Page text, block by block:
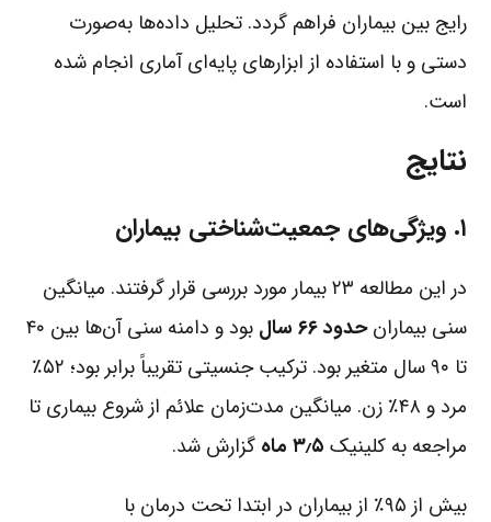
رایج بین بیماران فراهم گردد. تحلیل داده‌ها به‌صورت
دستی و با استفاده از ابزارهای پایه‌ای آماری انجام شده
است.
نتایج
۱. ویژگی‌های جمعیت‌شناختی بیماران
در این مطالعه ۲۳ بیمار مورد بررسی قرار گرفتند. میانگین
سنی بیمارانحدود ۶۶ سال
بود و دامنه سنی آن‌ها بین ۴۰
تا ۹۰ سال متغیر بود. ترکیب جنسیتی تقریباً برابر بود؛ ۵۲٪
مرد و ۴۸٪ زن. میانگین مدت‌زمان علائم از شروع بیماری تا
مراجعه به کلینیک ۳٫۵ ماه
گزارش شد.
بیش از ۹۵٪ از بیماران در ابتدا تحت درمان با